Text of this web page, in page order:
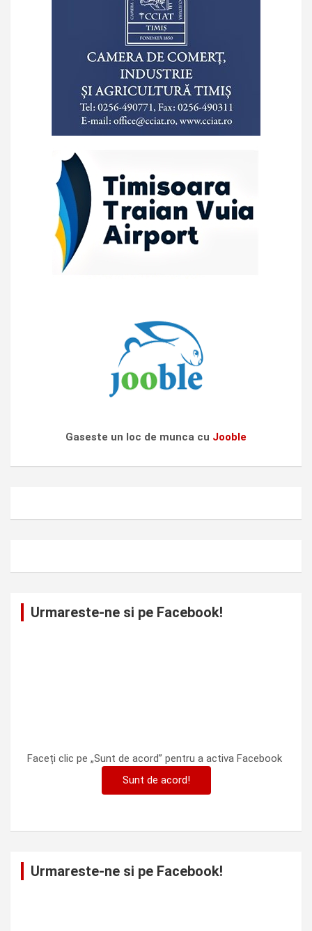
Gaseste un loc de munca cu Jooble
Urmareste-ne si pe Facebook!
Faceți clic pe „Sunt de acord” pentru a activa Facebook
Sunt de acord!
Urmareste-ne si pe Facebook!